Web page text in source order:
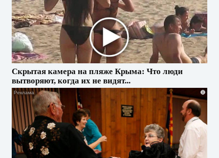
Скрытая камера на пляже Крыма: Что люди
вытворяют, когда их не видят...
i